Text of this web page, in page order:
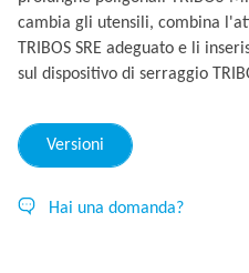
cambia gli utensili, combina
TRIBOS SRE adeguato e li
sul dispositivo di serraggio
Versioni
Hai una domanda?